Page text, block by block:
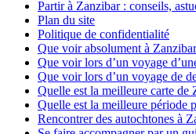
Partir à Zanzibar : conseils,
Plan du site
Politique de confidentialité
Que voir absolument à Zanzibar
Que voir lors d’un voyage
Que voir lors d’un voyage de
Quelle est la meilleure carte de
Quelle est la meilleure période
Rencontrer des autochtones à